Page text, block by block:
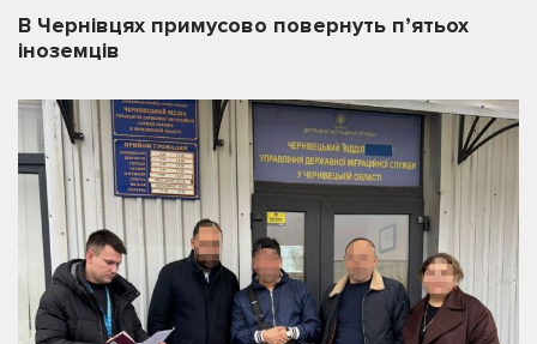
В Чернівцях примусово повернуть п’ятьох
іноземців